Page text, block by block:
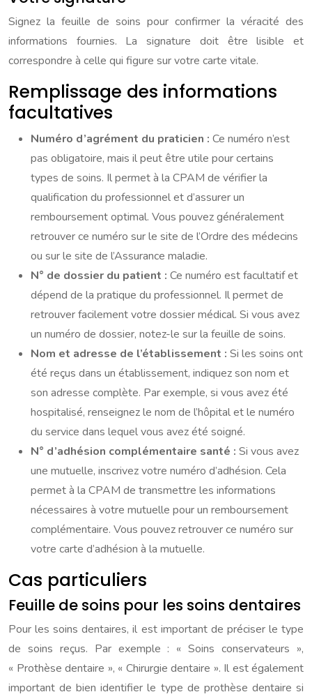
Signez la feuille de soins pour confirmer la véracité des
informations fournies. La signature doit être lisible et
correspondre à celle qui figure sur votre carte vitale.
Remplissage des informations
facultatives
Numéro d’agrément du praticien : Ce numéro n’est
pas obligatoire, mais il peut être utile pour certains
types de soins. Il permet à la CPAM de vérifier la
qualification du professionnel et d’assurer un
remboursement optimal. Vous pouvez généralement
retrouver ce numéro sur le site de l’Ordre des médecins
ou sur le site de l’Assurance maladie.
N° de dossier du patient : Ce numéro est facultatif et
dépend de la pratique du professionnel. Il permet de
retrouver facilement votre dossier médical. Si vous avez
un numéro de dossier, notez-le sur la feuille de soins.
Nom et adresse de l’établissement : Si les soins ont
été reçus dans un établissement, indiquez son nom et
son adresse complète. Par exemple, si vous avez été
hospitalisé, renseignez le nom de l’hôpital et le numéro
du service dans lequel vous avez été soigné.
N° d’adhésion complémentaire santé : Si vous avez
une mutuelle, inscrivez votre numéro d’adhésion. Cela
permet à la CPAM de transmettre les informations
nécessaires à votre mutuelle pour un remboursement
complémentaire. Vous pouvez retrouver ce numéro sur
votre carte d’adhésion à la mutuelle.
Cas particuliers
Feuille de soins pour les soins dentaires
Pour les soins dentaires, il est important de préciser le type
de soins reçus. Par exemple : « Soins conservateurs »,
« Prothèse dentaire », « Chirurgie dentaire ». Il est également
important de bien identifier le type de prothèse dentaire si